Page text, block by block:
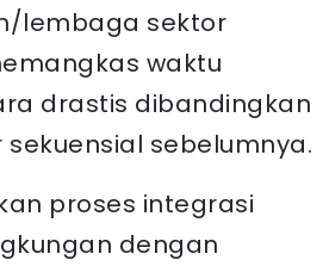
lembaga sektor
waktu
drastis dibandingkan
sebelumnya.
proses integrasi
dengan